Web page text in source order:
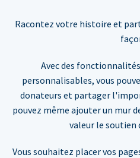
Racontez votre histoire et
Avec des
personnalisables, vous
donateurs et partager
pouvez même ajouter un mur
valeur le soutien
Vous souhaitez placer vos